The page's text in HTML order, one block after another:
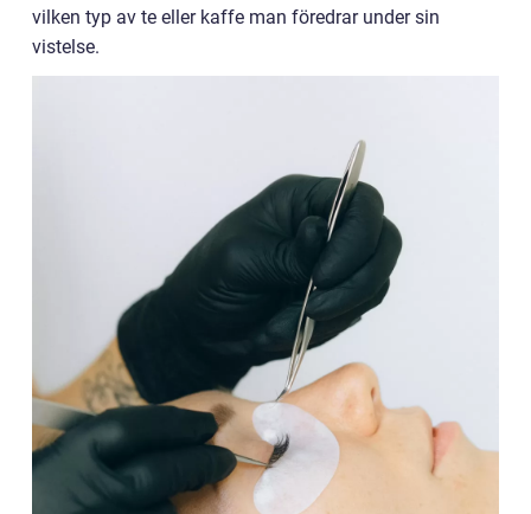
vilken typ av te eller kaffe man föredrar under sin
vistelse.